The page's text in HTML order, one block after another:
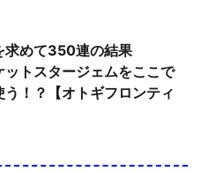
求めて350連の結果
トスタージェムをここで
！？【オトギフロンティ